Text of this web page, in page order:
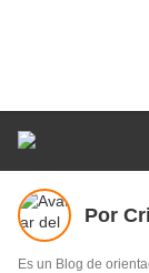
Por
Es un Blog de